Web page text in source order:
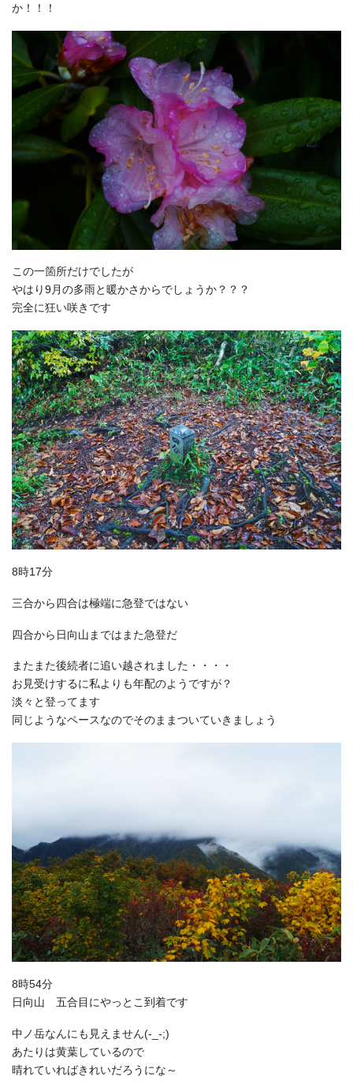
か！！！
この一箇所だけでしたが
やはり9月の多雨と暖かさからでしょうか？？？
完全に狂い咲きです
8時17分
三合から四合は極端に急登ではない
四合から日向山まではまた急登だ
またまた後続者に追い越されました・・・・
お見受けするに私よりも年配のようですが？
淡々と登ってます
同じようなペースなのでそのままついていきましょう
8時54分
日向山 五合目にやっとこ到着です
中ノ岳なんにも見えません(-_-;)
あたりは黄葉しているので
晴れていればきれいだろうにな～